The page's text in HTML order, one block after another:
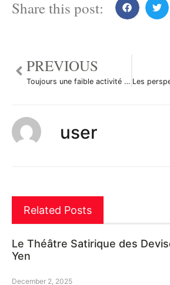
Share this post:
PREVIOUS
Toujours une faible activité sur la paire USDJPY
user
Related Posts
Le Théâtre Satirique des
Yen
December 2, 2025